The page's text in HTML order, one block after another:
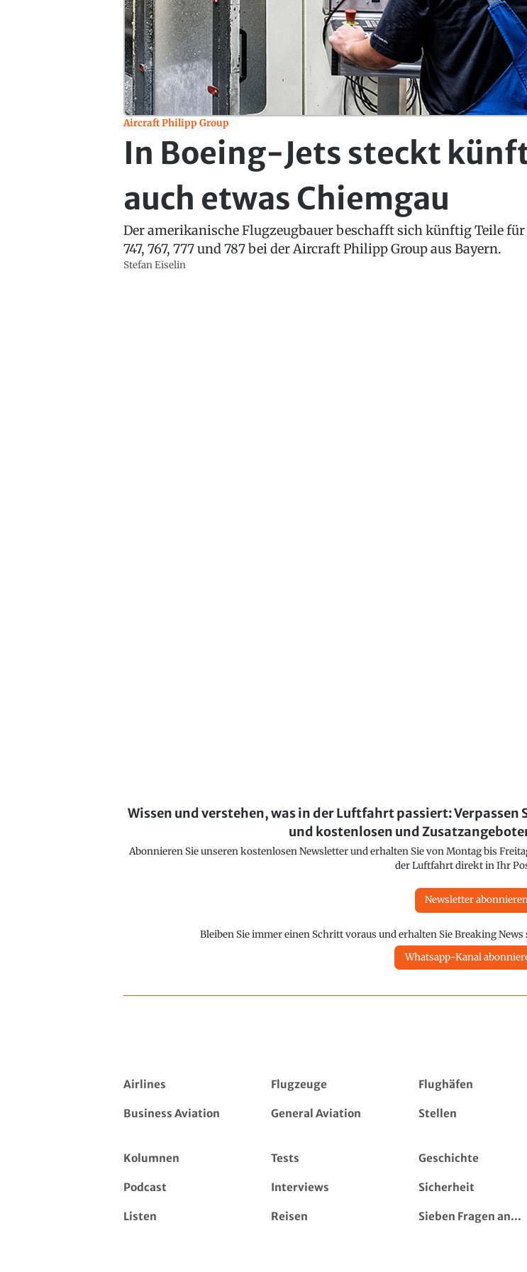
Aircraft Philipp Group
In Boeing-Jets steckt
auch etwas Chiemgau
Der amerikanische Flugzeugbauer beschafft sich künftig Teile
747, 767, 777 und 787 bei der Aircraft Philipp Group aus Bayern.
Stefan Eiselin
Wissen und verstehen, was in der Luftfahrt passiert:
und kostenlosen und
Abonnieren Sie unseren kostenlosen Newsletter und erhalten Sie von Montag bis
der Luftfahrt direkt in Ihr
Newsletter
Bleiben Sie immer einen Schritt voraus und erhalten Sie Breaking
Whatsapp-Kanal
Airlines Flugzeuge Flughäfen
Business Aviation General Aviation Stellen
Kolumnen Tests Geschichte
Podcast Interviews Sicherheit
Listen Reisen Sieben Fragen an...